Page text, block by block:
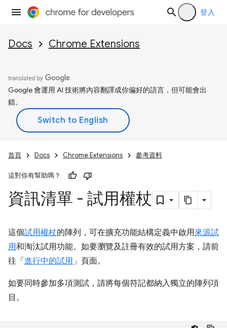
登入
Docs Chrome Extensions
Google 會運用 AI 技術將內容翻譯成你偏好的語言，但可能會出
錯。
首頁 Docs Chrome Extensions 參考資料
這對你有幫助嗎？
資訊清單 - 試用權杖
這個試用權杖的陣列，可在擴充功能結構定義中啟用來源試
用和淘汰試用功能。如要瀏覽及註冊有效的試用方案，請前
往「 進行中的試用」頁面。
如要同時參加多項測試，請將每個符記都納入獨立的陣列項
目。